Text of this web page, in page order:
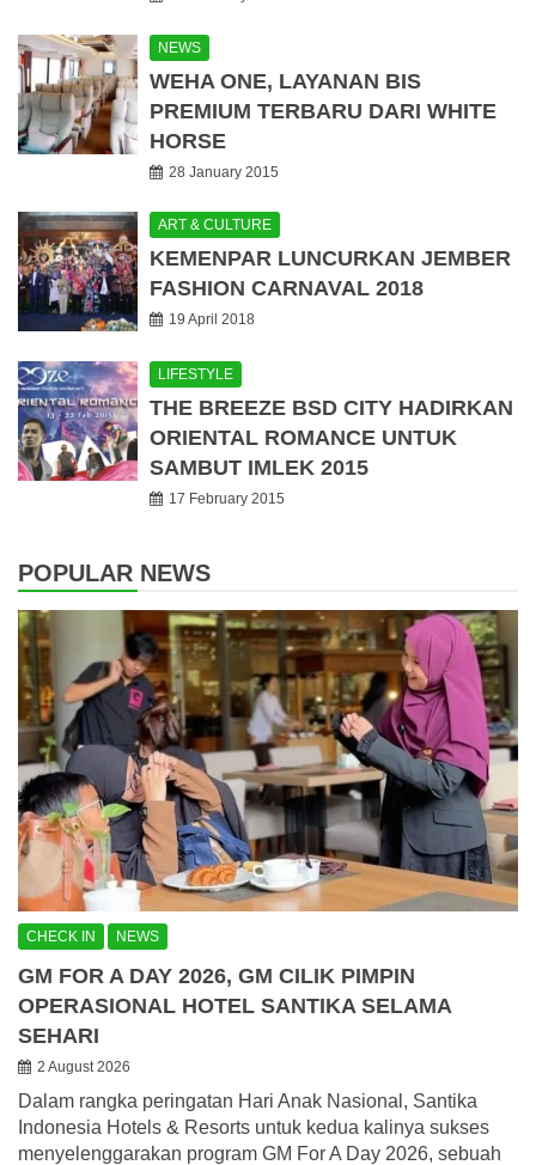
NEWS
WEHA ONE, LAYANAN BIS
PREMIUM TERBARU DARI WHITE
HORSE
28 January 2015
ART & CULTURE
KEMENPAR LUNCURKAN JEMBER
FASHION CARNAVAL 2018
19 April 2018
LIFESTYLE
THE BREEZE BSD CITY HADIRKAN
ORIENTAL ROMANCE UNTUK
SAMBUT IMLEK 2015
17 February 2015
POPULAR NEWS
CHECK IN NEWS
GM FOR A DAY 2026, GM CILIK PIMPIN
OPERASIONAL HOTEL SANTIKA SELAMA
SEHARI
2 August 2026
Dalam rangka peringatan Hari Anak Nasional, Santika
Indonesia Hotels & Resorts untuk kedua kalinya sukses
menyelenggarakan program GM For A Day 2026, sebuah